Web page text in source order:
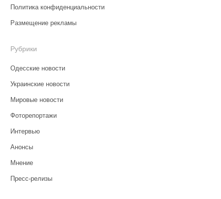
Политика конфиденциальности
Размещение рекламы
Рубрики
Одесские новости
Украинские новости
Мировые новости
Фоторепортажи
Интервью
Анонсы
Мнение
Пресс-релизы